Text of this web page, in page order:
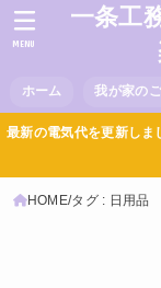
一条工
ホーム 我が家の
MENU
最新の電気代を更新し
HOME タグ : 日用品